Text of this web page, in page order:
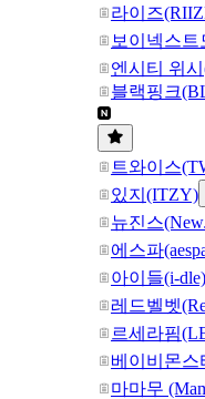
라이즈
보이넥스
엔시티 위
블랙핑크
트와이스
있지(ITZY)
뉴진스
에스파
아이들(i-dle)
레드벨벳
르세라핌
베이비몬
마마무